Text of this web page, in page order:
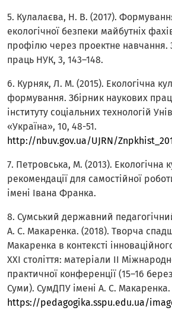
5. Кулалаєва, Н. В. (2017).
екологічної безпеки майбутніх
профілю через проектне навчання.
праць НУК, 3, 143–148.
6. Курняк, Л. М. (2015). Екологічна
формування. Збірник наукових
інституту соціальних технологій
«Україна», 10, 48-51.
http://nbuv.gov.ua/UJRN/
7. Петровська, М. (2013). Екологічна
рекомендації для самостійної
імені Івана Франка.
8. Сумський державний
А. С. Макаренка. (2018). Творча
Макаренка в контексті
XXI століття: матеріали II
практичної конференції (15–16
Суми). СумДПУ імені А. С. Макаренка.
https://pedagogika.sspu.edu.ua/images/